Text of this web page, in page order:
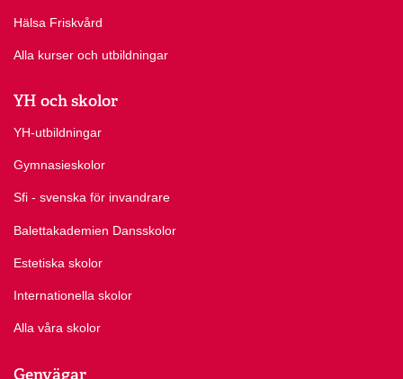
Hälsa Friskvård
Alla kurser och utbildningar
YH och skolor
YH-utbildningar
Gymnasieskolor
Sfi - svenska för invandrare
Balettakademien Dansskolor
Estetiska skolor
Internationella skolor
Alla våra skolor
Genvägar